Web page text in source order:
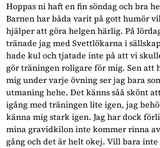
Hoppas ni haft en fin söndag och bra
Barnen har båda varit på gott humör
hjälper att göra helgen härlig. På
tränade jag med Svettlökarna i
hade kul och tjatade inte på att vi
gör träningen roligare för mig. Sen att
mig under varje övning ser jag bara
utmaning hehe. Det känns såå skönt
igång med träningen lite igen, jag
känna mig stark igen. Jag har dock
mina gravidkilon inte kommer rinna
gång och det är helt okej. Vill bara inte